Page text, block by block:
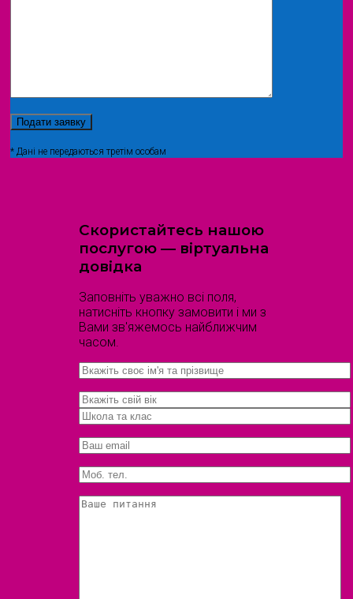
* Дані не передаються третім особам
Скористайтесь нашою
послугою — віртуальна
довідка
Заповніть уважно всі поля,
натисніть кнопку замовити і ми з
Вами зв'яжемось найближчим
часом.